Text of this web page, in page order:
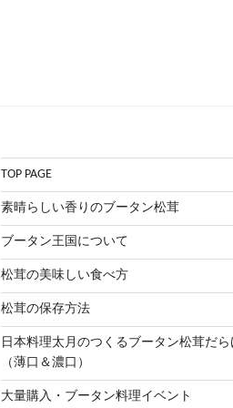
TOP PAGE
素晴らしい香りのブータン松茸
ブータン王国について
松茸の美味しい食べ方
松茸の保存方法
日本料理太月のつくるブータン松茸だ
（薄口＆濃口）
大量購入・ブータン料理イベント